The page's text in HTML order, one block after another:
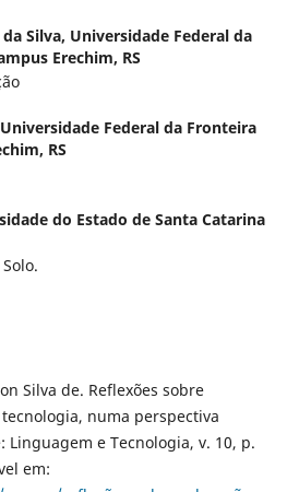
Silva, Universidade Federal da
Erechim, RS
Universidade Federal da Fronteira
RS
do Estado de Santa Catarina
Silva de. Reflexões sobre
numa perspectiva
Linguagem e Tecnologia, v. 10, p.
em: